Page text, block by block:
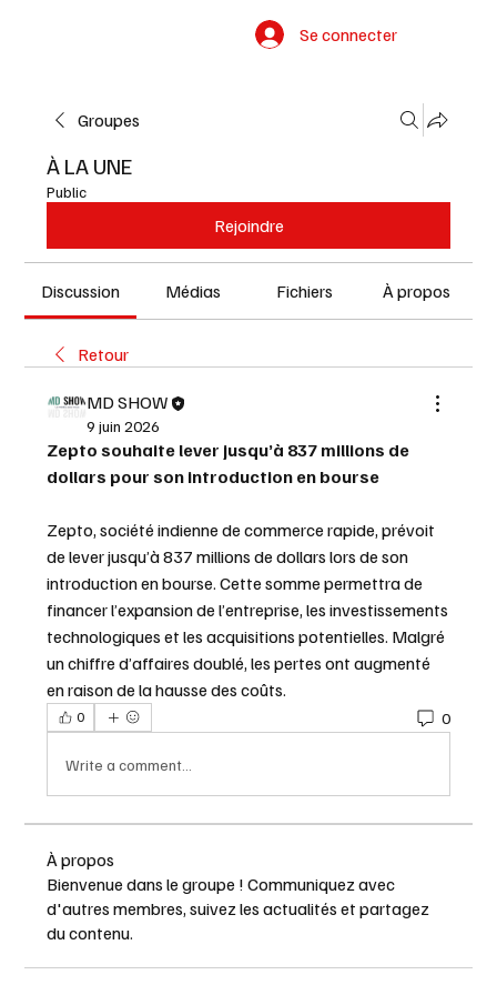
Se connecter
Groupes
À LA UNE
Public
Rejoindre
Discussion Médias Fichiers À propos
Retour
MD SHOW
9 juin 2026
Zepto souhaite lever jusqu’à 837 millions de
dollars pour son introduction en bourse
Zepto, société indienne de commerce rapide, prévoit
de lever jusqu’à 837 millions de dollars lors de son
introduction en bourse. Cette somme permettra de
financer l’expansion de l’entreprise, les investissements
technologiques et les acquisitions potentielles. Malgré
un chiffre d’affaires doublé, les pertes ont augmenté
en raison de la hausse des coûts.
0 0
Write a comment...
À propos
Bienvenue dans le groupe ! Communiquez avec
d'autres membres, suivez les actualités et partagez
du contenu.